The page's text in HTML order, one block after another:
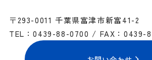
〒293-0011 千葉県富津市新富41-2
TEL：0439-88-0700 / FAX：0439-